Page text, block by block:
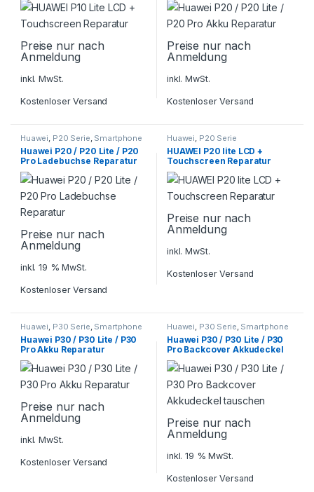
Preise nur nach
Anmeldung
inkl. MwSt.
Kostenloser Versand
Preise nur nach
Anmeldung
inkl. MwSt.
Kostenloser Versand
Huawei, P20 Serie, Smartphone
Reparatur
Huawei P20 / P20 Lite / P20
Pro Ladebuchse Reparatur
Preise nur nach
Anmeldung
inkl. 19 % MwSt.
Kostenloser Versand
Huawei, P20 Serie
HUAWEI P20 lite LCD +
Touchscreen Reparatur
Preise nur nach
Anmeldung
inkl. MwSt.
Kostenloser Versand
Huawei, P30 Serie, Smartphone
Reparatur
Huawei P30 / P30 Lite / P30
Pro Akku Reparatur
Preise nur nach
Anmeldung
inkl. MwSt.
Kostenloser Versand
Huawei, P30 Serie, Smartphone
Reparatur
Huawei P30 / P30 Lite / P30
Pro Backcover Akkudeckel
tauschen
Preise nur nach
Anmeldung
inkl. 19 % MwSt.
Kostenloser Versand